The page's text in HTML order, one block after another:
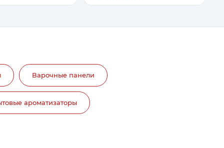
Варочные панели
ароматизаторы